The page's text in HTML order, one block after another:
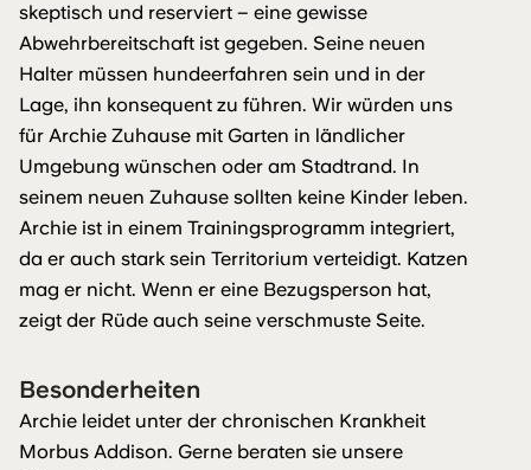
skeptisch und reserviert – eine gewisse
Abwehrbereitschaft ist gegeben. Seine neuen
Halter müssen hundeerfahren sein und in der
Lage, ihn konsequent zu führen. Wir würden uns
für Archie Zuhause mit Garten in ländlicher
Umgebung wünschen oder am Stadtrand. In
seinem neuen Zuhause sollten keine Kinder leben.
Archie ist in einem Trainingsprogramm integriert,
da er auch stark sein Territorium verteidigt. Katzen
mag er nicht. Wenn er eine Bezugsperson hat,
zeigt der Rüde auch seine verschmuste Seite.
Besonderheiten
Archie leidet unter der chronischen Krankheit
Morbus Addison. Gerne beraten sie unsere